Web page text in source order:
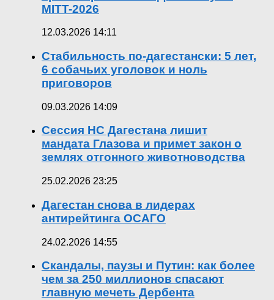
MITT-2026
12.03.2026 14:11
Стабильность по-дагестански: 5 лет,
6 собачьих уголовок и ноль
приговоров
09.03.2026 14:09
Сессия НС Дагестана лишит
мандата Глазова и примет закон о
землях отгонного животноводства
25.02.2026 23:25
Дагестан снова в лидерах
антирейтинга ОСАГО
24.02.2026 14:55
Скандалы, паузы и Путин: как более
чем за 250 миллионов спасают
главную мечеть Дербента